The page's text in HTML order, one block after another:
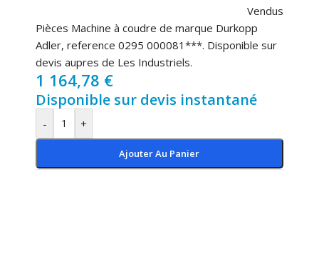
Vendus
Pièces Machine à coudre de marque Durkopp
Adler, reference 0295 000081***. Disponible sur
devis aupres de Les Industriels.
1 164,78 €
Disponible sur devis instantané
- +
Ajouter Au Panier